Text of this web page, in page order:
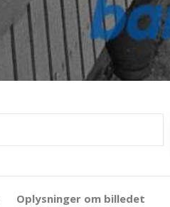
Oplysninger om billedet